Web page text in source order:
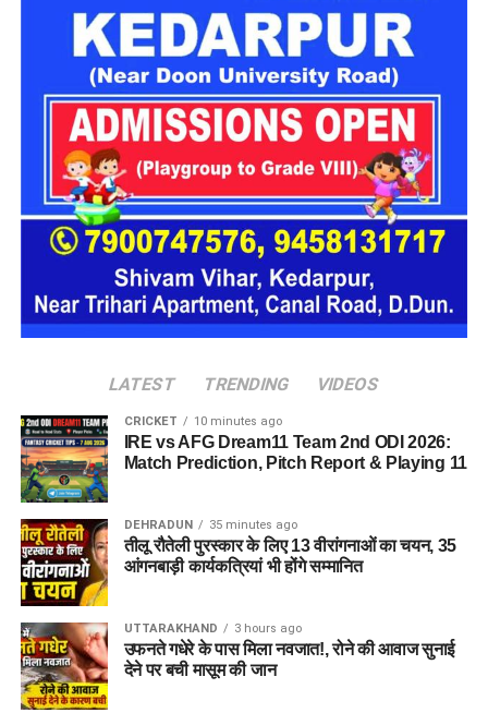
नाले में पड़ा मिला शव
रात करीब 12:45 बजे पुलिस को सूचना मिली कि माजरा क्षेत्र में सड़क
किनारे बने नाले में एक युवक फंसा हुआ है। सूचना मिलते ही पुलिस और
फायर सर्विस की टीम मौके पर पहुंची और काफी प्रयास के बाद युवक को
बाहर निकाला। जांच में पता चला कि उसकी मौत हो चुकी थी।
पुलिस मामले की जांच में जुटी
LATEST TRENDING VIDEOS
CRICKET 10 minutes ago
IRE vs AFG Dream11 Team 2nd ODI 2026:
Match Prediction, Pitch Report & Playing 11
DEHRADUN 35 minutes ago
तीलू रौतेली पुरस्कार के लिए 13 वीरांगनाओं का चयन, 35
आंगनबाड़ी कार्यकत्रियां भी होंगे सम्मानित
UTTARAKHAND 3 hours ago
उफनते गधेरे के पास मिला नवजात!, रोने की आवाज सुनाई
देने पर बची मासूम की जान